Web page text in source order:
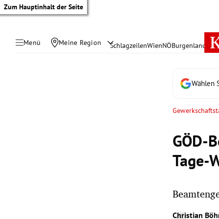
Zum Hauptinhalt der Seite
Menü Meine Region SchlagzeilenWienNÖBurgenland
Wählen
GÖD-
Tage-
Christian